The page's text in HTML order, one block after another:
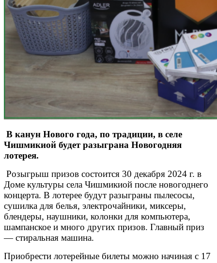
В канун Нового года, по традиции, в селе
Чишмикиой будет разыграна Новогодняя
лотерея.
Розыгрыш призов состоится 30 декабря 2024 г. в
Доме культуры села Чишмикиой после новогоднего
концерта. В лотерее будут разыграны пылесосы,
сушилка для белья, электрочайники, миксеры,
блендеры, наушники, колонки для компьютера,
шампанское и много других призов. Главный приз
— стиральная машина.
Приобрести лотерейные билеты можно начиная с 17